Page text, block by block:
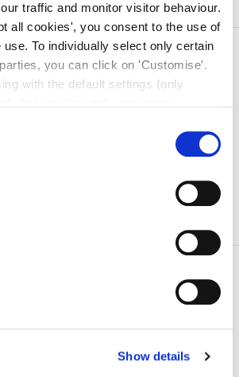
traffic and monitor visitor behaviour.
all cookies', you consent to the use of
To individually select only certain
you can click on 'Customise'.
with the default settings (only
settings can be updated at any time
Show details
materiale atossico, resistente ed
del prodotto.